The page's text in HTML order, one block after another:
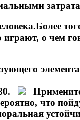
играют, о чем
что